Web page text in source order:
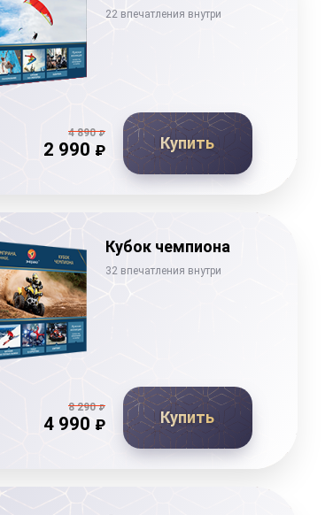
22 впечатления внутри
4 890₽
2 990 ₽ Купить
Кубок чемпиона
32 впечатления внутри
8 290₽
4 990 ₽ Купить